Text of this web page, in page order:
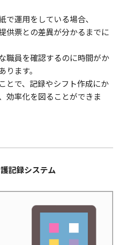
で運用をしている場合、
供票との差異が分かるまでに
職員を確認するのに時間がか
ます。
とで、記録やシフト作成にか
効率化を図ることができま
記録システム